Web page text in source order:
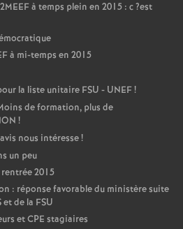
à temps plein en 2015 : c?est
à mi-temps en 2015
la liste unitaire FSU - UNEF!
de formation, plus de
!
nous intéresse!
un peu
2015
: réponse favorable du ministère suite
et de la FSU
etCPE stagiaires